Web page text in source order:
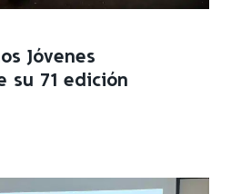
Jóvenes
su 71 edición